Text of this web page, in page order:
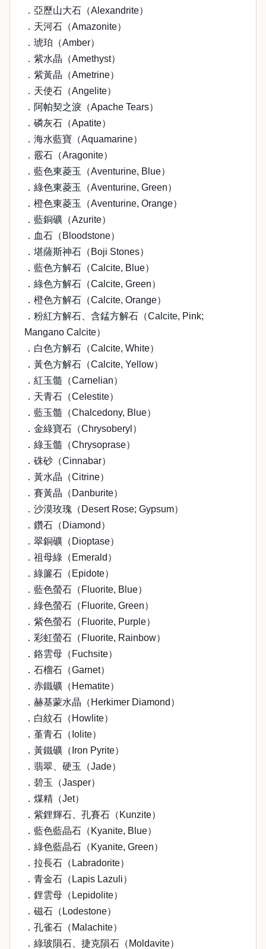
．亞歷山大石（Alexandrite）
．天河石（Amazonite）
．琥珀（Amber）
．紫水晶（Amethyst）
．紫黃晶（Ametrine）
．天使石（Angelite）
．阿帕契之淚（Apache Tears）
．磷灰石（Apatite）
．海水藍寶（Aquamarine）
．霰石（Aragonite）
．藍色東菱玉（Aventurine, Blue）
．綠色東菱玉（Aventurine, Green）
．橙色東菱玉（Aventurine, Orange）
．藍銅礦（Azurite）
．血石（Bloodstone）
．堪薩斯神石（Boji Stones）
．藍色方解石（Calcite, Blue）
．綠色方解石（Calcite, Green）
．橙色方解石（Calcite, Orange）
．粉紅方解石、含錳方解石（Calcite, Pink;
Mangano Calcite）
．白色方解石（Calcite, White）
．黃色方解石（Calcite, Yellow）
．紅玉髓（Carnelian）
．天青石（Celestite）
．藍玉髓（Chalcedony, Blue）
．金綠寶石（Chrysoberyl）
．綠玉髓（Chrysoprase）
．硃砂（Cinnabar）
．黃水晶（Citrine）
．賽黃晶（Danburite）
．沙漠玫瑰（Desert Rose; Gypsum）
．鑽石（Diamond）
．翠銅礦（Dioptase）
．祖母綠（Emerald）
．綠簾石（Epidote）
．藍色螢石（Fluorite, Blue）
．綠色螢石（Fluorite, Green）
．紫色螢石（Fluorite, Purple）
．彩虹螢石（Fluorite, Rainbow）
．鉻雲母（Fuchsite）
．石榴石（Garnet）
．赤鐵礦（Hematite）
．赫基蒙水晶（Herkimer Diamond）
．白紋石（Howlite）
．堇青石（Iolite）
．黃鐵礦（Iron Pyrite）
．翡翠、硬玉（Jade）
．碧玉（Jasper）
．煤精（Jet）
．紫鋰輝石、孔賽石（Kunzite）
．藍色藍晶石（Kyanite, Blue）
．綠色藍晶石（Kyanite, Green）
．拉長石（Labradorite）
．青金石（Lapis Lazuli）
．鋰雲母（Lepidolite）
．磁石（Lodestone）
．孔雀石（Malachite）
．綠玻隕石、捷克隕石（Moldavite）